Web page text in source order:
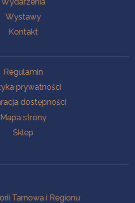
Wystawy
Kontakt
Regulamin
prywatności
dostępności
Mapa strony
Sklep
Tarnowa i Regionu